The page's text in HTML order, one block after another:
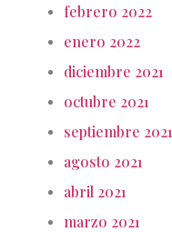
febrero 2022
enero 2022
diciembre 2021
octubre 2021
septiembre 2021
agosto 2021
abril 2021
marzo 2021